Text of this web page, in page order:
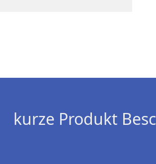
kurze Produkt